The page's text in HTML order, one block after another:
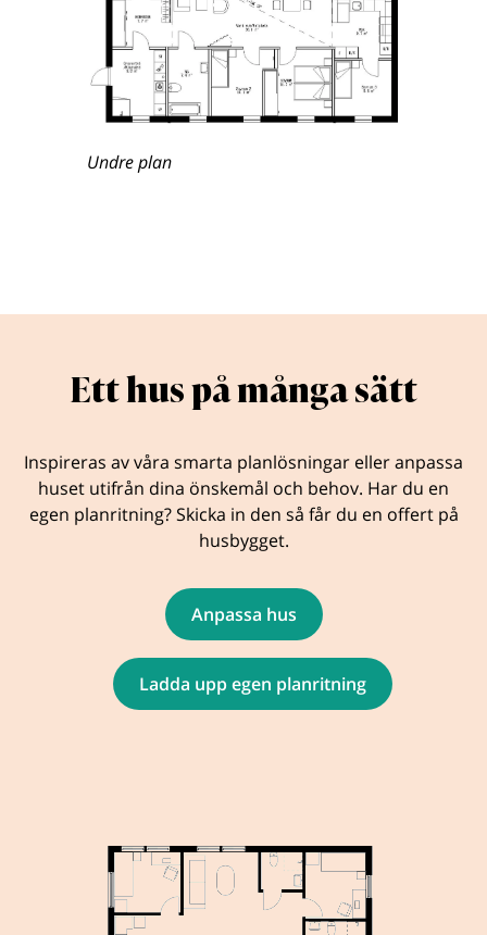
Undre plan
Ett hus på många sätt
Inspireras av våra smarta planlösningar eller anpassa
huset utifrån dina önskemål och behov. Har du en
egen planritning? Skicka in den så får du en offert på
husbygget.
Anpassa hus
Ladda upp egen planritning